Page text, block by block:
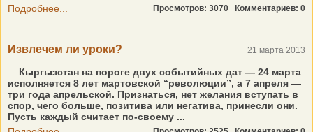
Подробнее...
Просмотров: 3070 Комментариев: 0
Извлечем ли уроки? 21 марта 2013
Кыргызстан на пороге двух событийных дат — 24 марта
исполняется 8 лет мартовской “революции”, а 7 апреля —
три года апрельской. Признаться, нет желания вступать в
спор, чего больше, позитива или негатива, принесли они.
Пусть каждый считает по-своему ...